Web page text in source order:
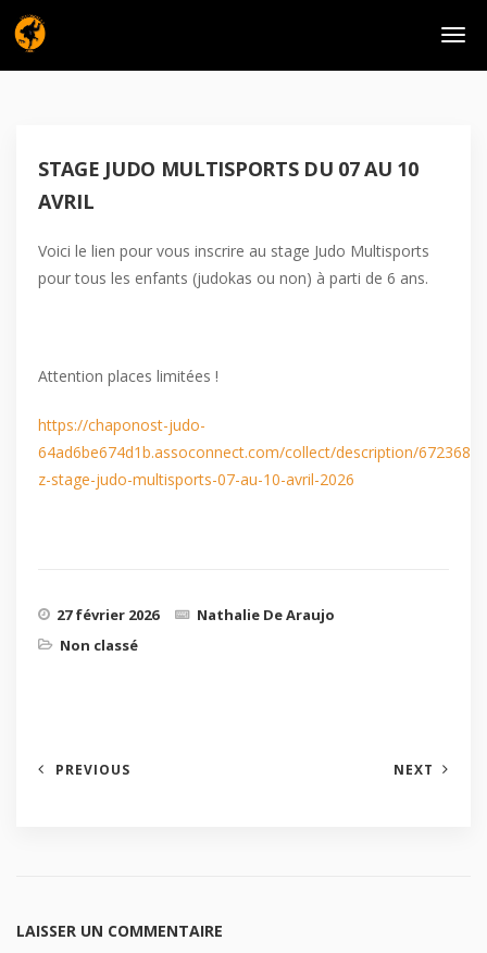
STAGE JUDO MULTISPORTS DU 07 AU 10
AVRIL
Voici le lien pour vous inscrire au stage Judo Multisports
pour tous les enfants (judokas ou non) à parti de 6 ans.
Attention places limitées !
https://chaponost-judo-
64ad6be674d1b.assoconnect.com/collect/description/672368-
z-stage-judo-multisports-07-au-10-avril-2026
27 février 2026
Nathalie De Araujo
Non classé
PREVIOUS NEXT
LAISSER UN COMMENTAIRE